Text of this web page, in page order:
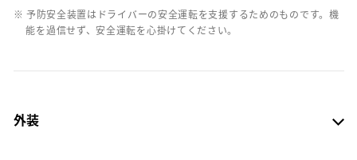
※ 予防安全装置はドライバーの安全運転を支援するためのものです。機
能を過信せず、安全運転を心掛けてください。
外装